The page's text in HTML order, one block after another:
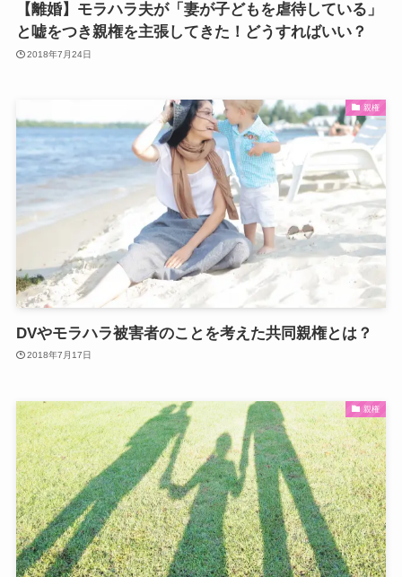
【離婚】モラハラ夫が「妻が子どもを虐待している」
と嘘をつき親権を主張してきた！どうすればいい？
2018年7月24日
親権
DVやモラハラ被害者のことを考えた共同親権とは？
2018年7月17日
親権